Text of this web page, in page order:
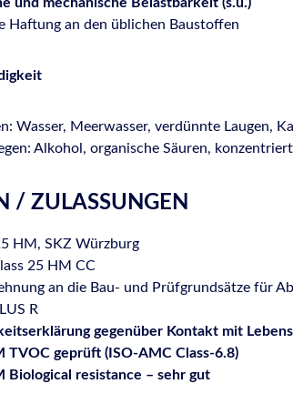
Haftung an den üblichen Baustoffen
Wasser, Meerwasser, verdünnte Laugen,
Alkohol, organische Säuren,
/ ZULASSUNGEN
HM, SKZ Würzburg
25 HM CC
an die Bau- und Prüfgrundsätze für
R
gegenüber Kontakt mit
TVOC geprüft (ISO-AMC Class-6.8)
Biological resistance – sehr gut